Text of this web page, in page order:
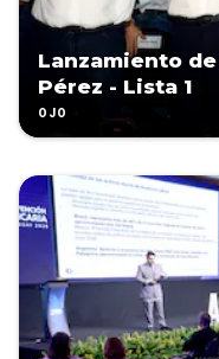
Lanzamiento
Pérez - Lista 1
OJO